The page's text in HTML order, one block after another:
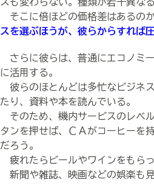
そこに倍ほどの価格差はあるの
スを選ぶほうが、彼らからすれば
さらに彼らは、普通にエコノミ
に活用する。
彼らのほとんどは多忙なビジネ
たり、資料や本を読んでいる。
そのため、機内サービスのレベ
タンを押せば、ＣＡがコーヒーを
だろう。
疲れたらビールやワインをもら
新聞や雑誌、映画などの娯楽も